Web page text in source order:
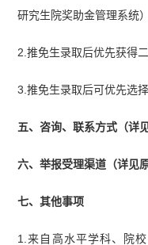
研究生院奖助金管理系统）
2.推免生录取后优先获得
3.推免生录取后可优先选择
五、咨询、联系方式（详
六、举报受理渠道（详见
七、其他事项
1.来自高水平学科、院